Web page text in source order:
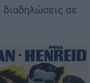
διαδηλώσεις σε